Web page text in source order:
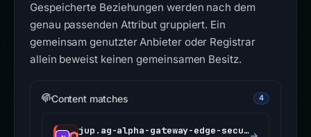
Gespeicherte Beziehungen werden nach dem
genau passenden Attribut gruppiert. Ein
gemeinsam genutzter Anbieter oder Registrar
allein beweist keinen gemeinsamen Besitz.
Content matches 4
jup.ag-alpha-gateway-edge-secure.cloud